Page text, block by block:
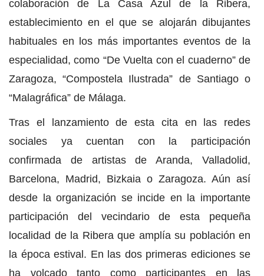
colaboración de La Casa Azul de la Ribera,
establecimiento en el que se alojarán dibujantes
habituales en los más importantes eventos de la
especialidad, como “De Vuelta con el cuaderno” de
Zaragoza, “Compostela Ilustrada” de Santiago o
“Malagráfica” de Málaga.
Tras el lanzamiento de esta cita en las redes
sociales ya cuentan con la participación
confirmada de artistas de Aranda, Valladolid,
Barcelona, Madrid, Bizkaia o Zaragoza. Aún así
desde la organización se incide en la importante
participación del vecindario de esta pequeña
localidad de la Ribera que amplía su población en
la época estival. En las dos primeras ediciones se
ha volcado tanto como participantes en las